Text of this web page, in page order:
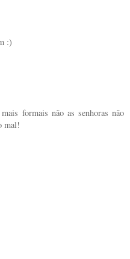
:)
formais não as senhoras não
mal!